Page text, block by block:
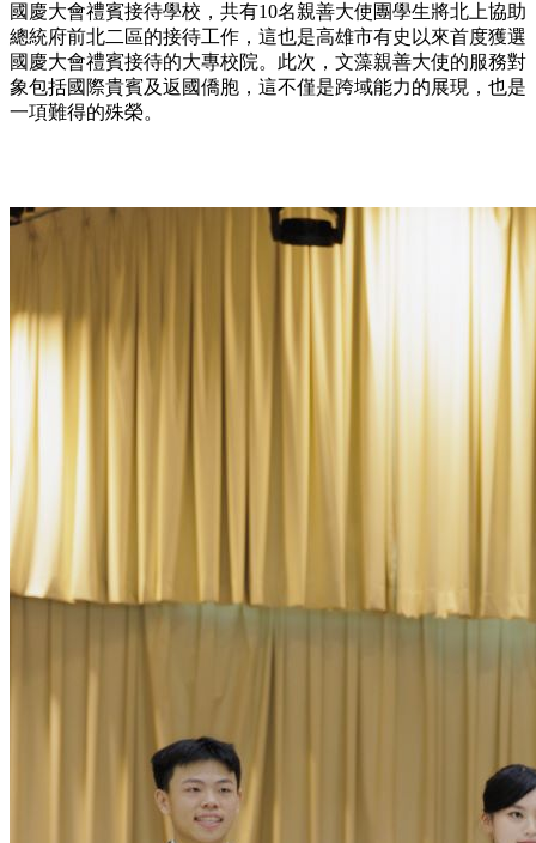
國慶大會禮賓接待學校，共有10名親善大使團學生將北上協助
總統府前北二區的接待工作，這也是高雄市有史以來首度獲選
國慶大會禮賓接待的大專校院。此次，文藻親善大使的服務對
象包括國際貴賓及返國僑胞，這不僅是跨域能力的展現，也是
一項難得的殊榮。